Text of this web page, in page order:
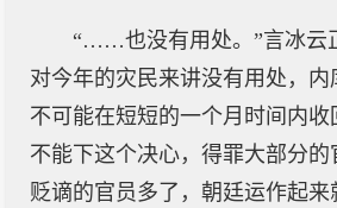
“……也没有用处。”言冰云
对今年的灾民来讲没有用处，
不可能在短短的一个月时间内
不能下这个决心，得罪大部分
贬谪的官员多了，朝廷运作起